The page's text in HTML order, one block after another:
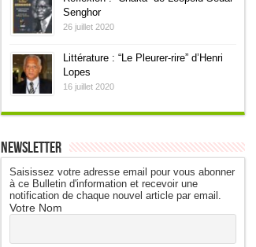
Senghor
26 juillet 2020
Littérature : “Le Pleurer-rire” d’Henri
Lopes
16 juillet 2020
Newsletter
Saisissez votre adresse email pour vous abonner
à ce Bulletin d'information et recevoir une
notification de chaque nouvel article par email.
Votre Nom